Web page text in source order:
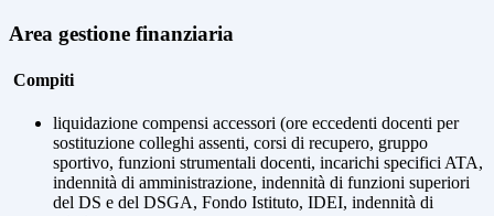
Area gestione finanziaria
Compiti
liquidazione compensi accessori (ore eccedenti docenti per
sostituzione colleghi assenti, corsi di recupero, gruppo
sportivo, funzioni strumentali docenti, incarichi specifici ATA,
indennità di amministrazione, indennità di funzioni superiori
del DS e del DSGA, Fondo Istituto, IDEI, indennità di